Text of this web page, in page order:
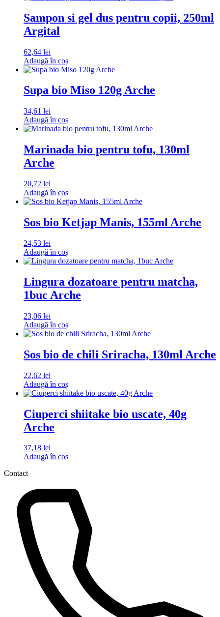
Sampon si gel dus pentru copii, 250ml
Argital
62,64 lei
Adaugă în coș
Supa bio Miso 120g Arche
34,61 lei
Adaugă în coș
Marinada bio pentru tofu, 130ml
Arche
20,72 lei
Adaugă în coș
Sos bio Ketjap Manis, 155ml Arche
24,53 lei
Adaugă în coș
Lingura dozatoare pentru matcha,
1buc Arche
23,06 lei
Adaugă în coș
Sos bio de chili Sriracha, 130ml Arche
22,62 lei
Adaugă în coș
Ciuperci shiitake bio uscate, 40g
Arche
37,18 lei
Adaugă în coș
Contact